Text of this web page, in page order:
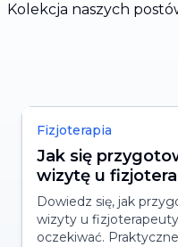
Kolekcja naszych
Fizjoterapia
Jak się
wizytę u
Dowiedz się, jak
wizyty u
oczekiwać.